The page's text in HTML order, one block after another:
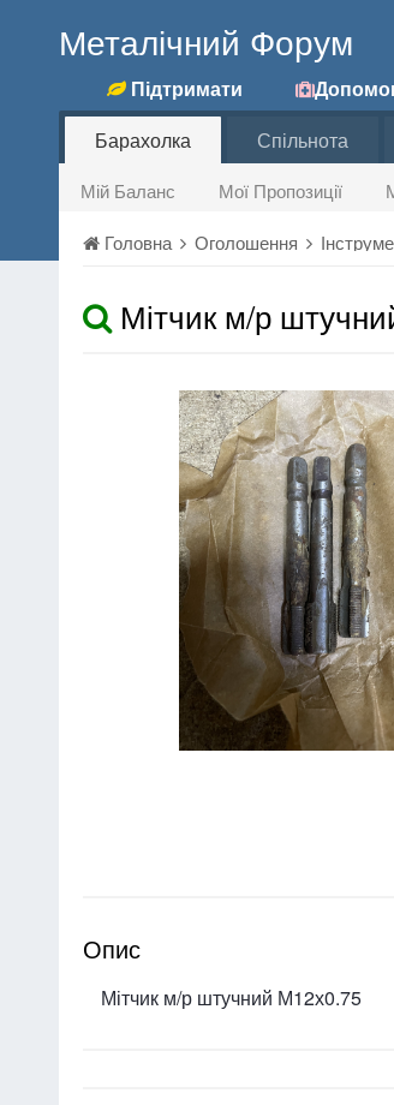
Металічний Форум
Підтримати
Барахолка
Мій Баланс Мої Пропозиції
Спільнота
Головна Оголошення
Мітчик м/р
Опис
Мітчик м/р штучний М12х0.75